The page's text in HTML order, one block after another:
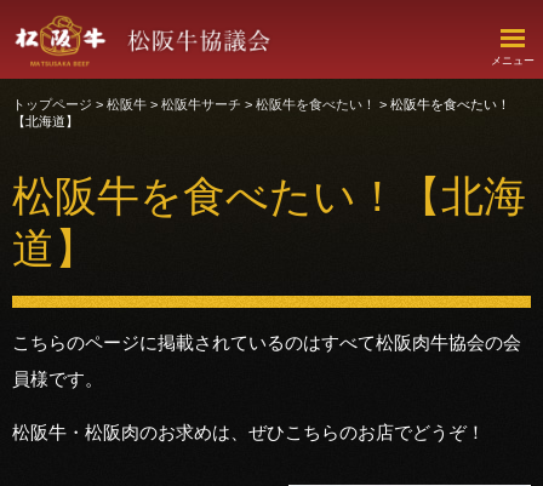
メニュー
Foreign language
トップページ > 松阪牛 > 松阪牛サーチ > 松阪牛を食べたい！ > 松阪牛を食べたい！
【北海道】
松阪牛を食べたい！【北海
道】
こちらのページに掲載されているのはすべて松阪肉牛協会の会
員様です。
松阪牛・松阪肉のお求めは、ぜひこちらのお店でどうぞ！